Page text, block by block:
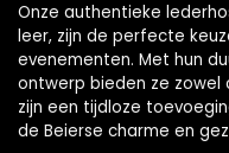
Onze authentieke
leer, zijn de perfecte
evenementen. Met hun
ontwerp bieden ze zowel
zijn een tijdloze
de Beierse charme en